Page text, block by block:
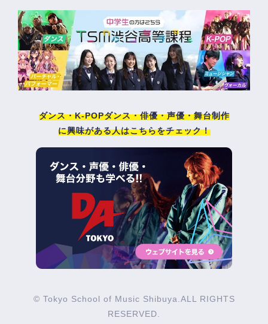
ダンス・K-POPダンス・俳優・声優・舞台制作
に興味がある人はこちらをチェック！
© Tokyo School of Music Shibuya.ALL RIGHTS
RESERVED.